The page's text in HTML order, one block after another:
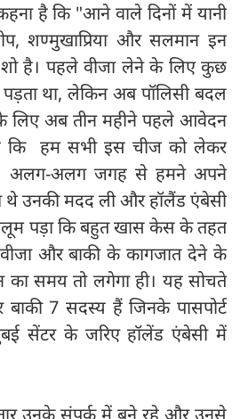
है कि "आने वाले दिनों में यानी
शण्मुखाप्रिया और सलमान इन
है। पहले वीजा लेने के लिए कुछ
था, लेकिन अब पॉलिसी बदल
लिए अब तीन महीने पहले आवेदन
है कि हम सभी इस चीज को लेकर
अलग-अलग जगह से हमने अपने
थे उनकी मदद ली और हॉलैंड एंबेसी
पड़ा कि बहुत खास केस के तहत
और बाकी के कागजात देने के
समय तो लगेगा ही। यह सोचते
7 सदस्य हैं जिनके पासपोर्ट
सेंटर के जरिए हॉलेंड एंबेसी में